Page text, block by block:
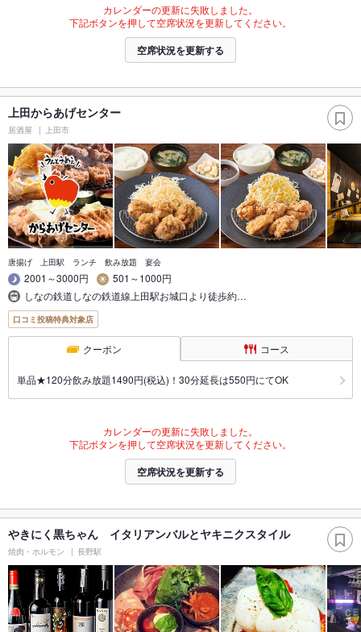
カレンダーの更新に失敗しました。
下記ボタンを押して空席状況を更新してください。
空席状況を更新する
上田からあげセンター
居酒屋 上田市
唐揚げ 上田駅 ランチ 飲み放題 宴会
2001～3000円
501～1000円
しなの鉄道しなの鉄道線上田駅お城口より徒歩約…
口コミ投稿特典対象店
クーポン コース
単品★120分飲み放題1490円(税込)！30分延長は550円にてOK
カレンダーの更新に失敗しました。
下記ボタンを押して空席状況を更新してください。
空席状況を更新する
やきにく黒ちゃん イタリアンバルとヤキニクスタイル
焼肉・ホルモン 長野駅